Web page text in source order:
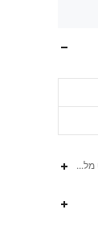
דקה